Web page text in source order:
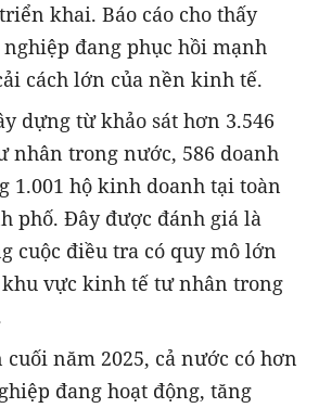
khai. Báo cáo cho thấy
đang phục hồi mạnh
cách lớn của nền kinh tế.
dựng từ khảo sát hơn 3.546
nhân trong nước, 586 doanh
1.001 hộ kinh doanh tại toàn
phố. Đây được đánh giá là
cuộc điều tra có quy mô lớn
khu vực kinh tế tư nhân trong
năm 2025, cả nước có hơn
đang hoạt động, tăng